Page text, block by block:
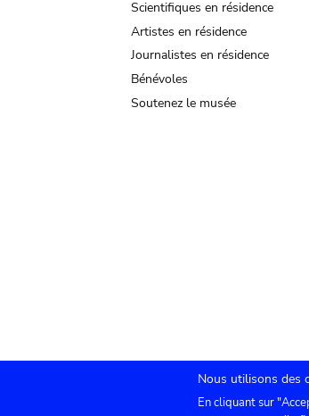
Scientifiques en résidence
Artistes en résidence
Journalistes en résidence
Bénévoles
Soutenez le musée
Nous utilisons des
En cliquant sur